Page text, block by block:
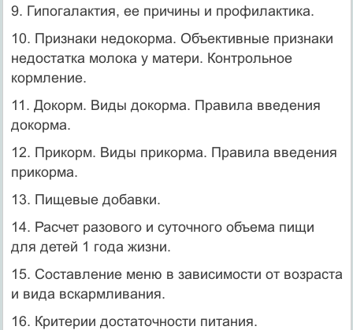
9. Гипогалактия, ее причины и профилактика.
10. Признаки недокорма. Объективные признаки
недостатка молока у матери. Контрольное
кормление.
11. Докорм. Виды докорма. Правила введения
докорма.
12. Прикорм. Виды прикорма. Правила введения
прикорма.
13. Пищевые добавки.
14. Расчет разового и суточного объема пищи
для детей 1 года жизни.
15. Составление меню в зависимости от возраста
и вида вскармливания.
16. Критерии достаточности питания.